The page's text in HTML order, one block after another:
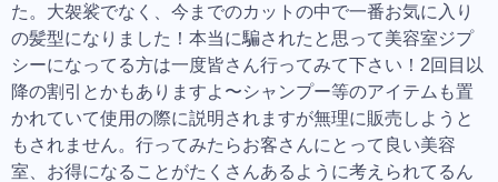
た。大袈裟でなく、今までのカットの中で一番お気に入り
の髪型になりました！本当に騙されたと思って美容室ジプ
シーになってる方は一度皆さん行ってみて下さい！2回目以
降の割引とかもありますよ〜シャンプー等のアイテムも置
かれていて使用の際に説明されますが無理に販売しようと
もされません。行ってみたらお客さんにとって良い美容
室、お得になることがたくさんあるように考えられてるん